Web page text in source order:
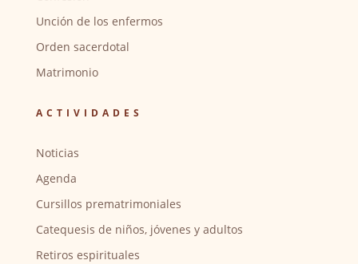
Unción de los enfermos
Orden sacerdotal
Matrimonio
ACTIVIDADES
Noticias
Agenda
Cursillos prematrimoniales
Catequesis de niños, jóvenes y adultos
Retiros espirituales